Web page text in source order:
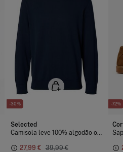
-30%
Selected
Camisola leve 100% algodão orgânico
27,99 € 39,99 €
-72%